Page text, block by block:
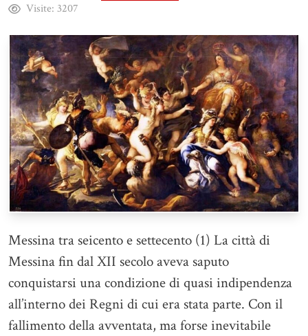
Visite: 3207
Messina tra seicento e settecento (1) La città di
Messina fin dal XII secolo aveva saputo
conquistarsi una condizione di quasi indipendenza
all’interno dei Regni di cui era stata parte. Con il
fallimento della avventata, ma forse inevitabile